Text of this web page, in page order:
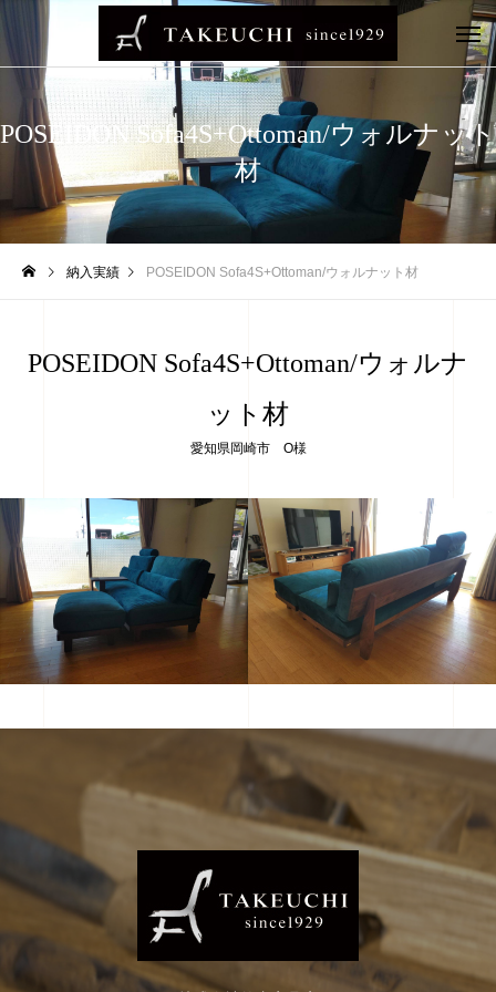
POSEIDON Sofa4S+Ottoman/ウォルナット
材
納入実績 POSEIDON Sofa4S+Ottoman/ウォルナット材
POSEIDON Sofa4S+Ottoman/ウォルナ
ット材
愛知県岡崎市 O様